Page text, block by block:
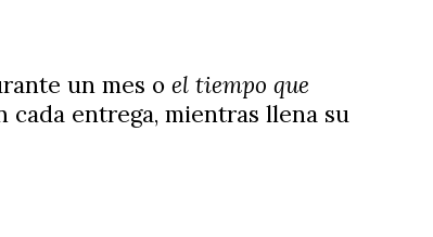
un mes o el tiempo que
cada entrega, mientras llena su